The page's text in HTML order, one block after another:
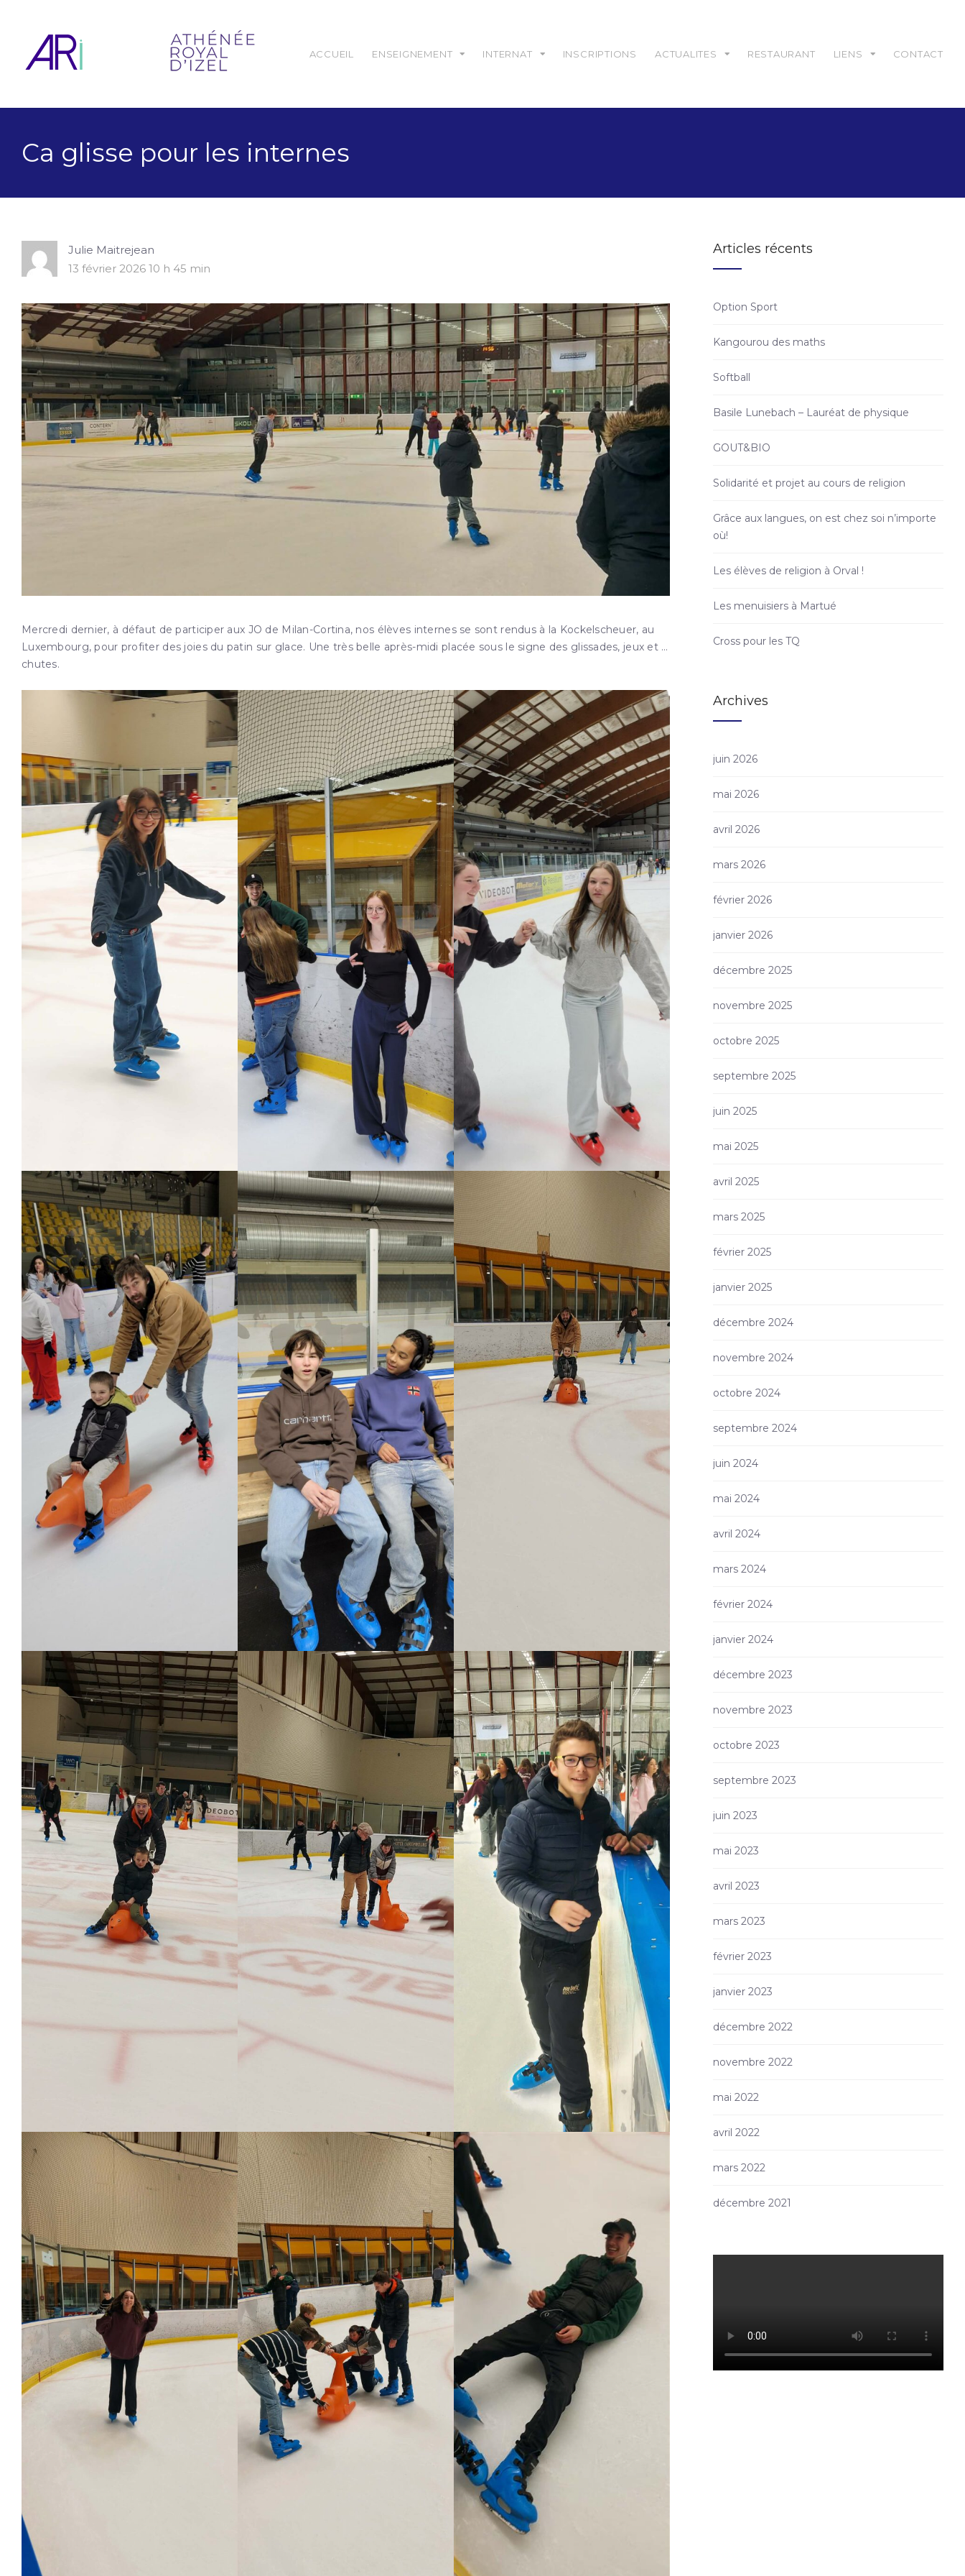
ACCUEIL ENSEIGNEMENT INTERNAT INSCRIPTIONS ACTUALITES RESTAURANT LIENS CONTACT
Ca glisse pour les internes
Julie Maitrejean
13 février 2026 10 h 45 min
Mercredi dernier, à défaut de participer aux JO de Milan-Cortina, nos élèves internes se sont rendus à la Kockelscheuer, au
Luxembourg, pour profiter des joies du patin sur glace. Une très belle après-midi placée sous le signe des glissades, jeux et …
chutes.
Articles récents
Option Sport
Kangourou des maths
Softball
Basile Lunebach – Lauréat de physique
GOUT&BIO
Solidarité et projet au cours de religion
Grâce aux langues, on est chez soi n’importe
où!
Les élèves de religion à Orval !
Les menuisiers à Martué
Cross pour les TQ
Archives
juin 2026
mai 2026
avril 2026
mars 2026
février 2026
janvier 2026
décembre 2025
novembre 2025
octobre 2025
septembre 2025
juin 2025
mai 2025
avril 2025
mars 2025
février 2025
janvier 2025
décembre 2024
novembre 2024
octobre 2024
septembre 2024
juin 2024
mai 2024
avril 2024
mars 2024
février 2024
janvier 2024
décembre 2023
novembre 2023
octobre 2023
septembre 2023
juin 2023
mai 2023
avril 2023
mars 2023
février 2023
janvier 2023
décembre 2022
novembre 2022
mai 2022
avril 2022
mars 2022
décembre 2021